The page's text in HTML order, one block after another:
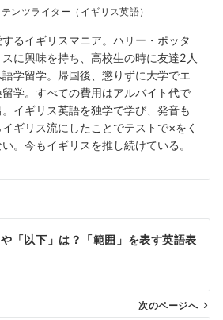
ンツライター（イギリス英語）
るイギリスマニア。ハリー・ポッタ
に興味を持ち、高校生の時に友達2人
学留学。帰国後、懲りずに大学でエ
学。すべての費用はアルバイト代で
イギリス英語を独学で学び、発音も
ギリス流にしたことでテストで×をく
。今もイギリスを推し続けている。
や「以下」は？「範囲」を表す英語表
次のページへ